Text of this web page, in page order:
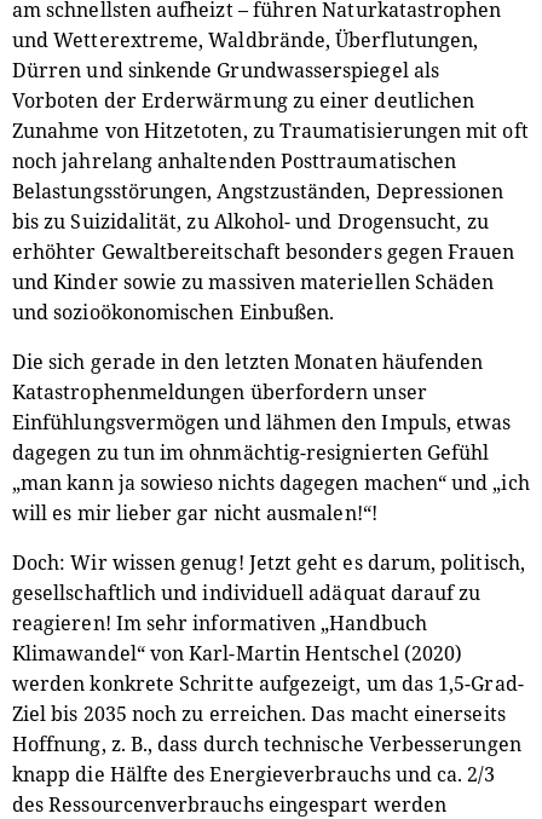
am schnellsten aufheizt – führen Naturkatastrophen
und Wetterextreme, Waldbrände, Überflutungen,
Dürren und sinkende Grundwasserspiegel als
Vorboten der Erderwärmung zu einer deutlichen
Zunahme von Hitzetoten, zu Traumatisierungen mit oft
noch jahrelang anhaltenden Posttraumatischen
Belastungsstörungen, Angstzuständen, Depressionen
bis zu Suizidalität, zu Alkohol- und Drogensucht, zu
erhöhter Gewaltbereitschaft besonders gegen Frauen
und Kinder sowie zu massiven materiellen Schäden
und sozioökonomischen Einbußen.
Die sich gerade in den letzten Monaten häufenden
Katastrophenmeldungen überfordern unser
Einfühlungsvermögen und lähmen den Impuls, etwas
dagegen zu tun im ohnmächtig-resignierten Gefühl
„man kann ja sowieso nichts dagegen machen“ und „ich
will es mir lieber gar nicht ausmalen!“!
Doch: Wir wissen genug! Jetzt geht es darum, politisch,
gesellschaftlich und individuell adäquat darauf zu
reagieren! Im sehr informativen „Handbuch
Klimawandel“ von Karl-Martin Hentschel (2020)
werden konkrete Schritte aufgezeigt, um das 1,5-Grad-
Ziel bis 2035 noch zu erreichen. Das macht einerseits
Hoffnung, z. B., dass durch technische Verbesserungen
knapp die Hälfte des Energieverbrauchs und ca. 2/3
des Ressourcenverbrauchs eingespart werden